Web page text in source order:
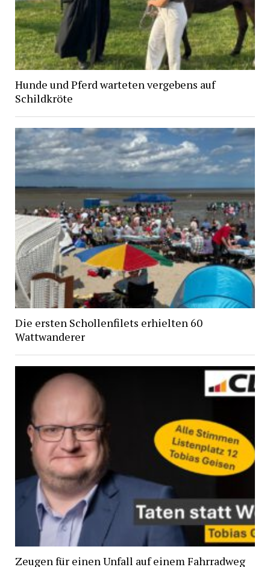
Hunde und Pferd warteten vergebens auf
Schildkröte
Die ersten Schollenfilets erhielten 60
Wattwanderer
Zeugen für einen Unfall auf einem Fahrradweg